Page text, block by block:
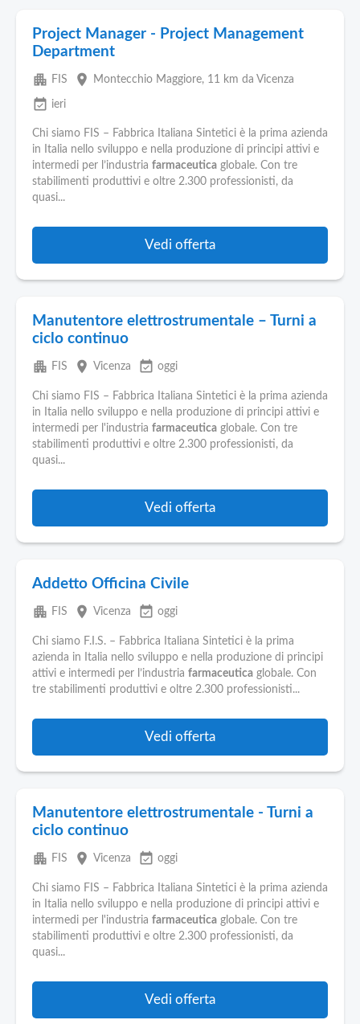
Project Manager - Project Management
Department
apartment FIS place Montecchio Maggiore, 11 km da Vicenza
event_available ieri
Chi siamo FIS – Fabbrica Italiana Sintetici è la prima azienda
in Italia nello sviluppo e nella produzione di principi attivi e
intermedi per l’industria farmaceutica globale. Con tre
stabilimenti produttivi e oltre 2.300 professionisti, da
quasi...
Vedi offerta
Manutentore elettrostrumentale – Turni a
ciclo continuo
apartment FIS place Vicenza event_available oggi
Chi siamo FIS – Fabbrica Italiana Sintetici è la prima azienda
in Italia nello sviluppo e nella produzione di principi attivi e
intermedi per l'industria farmaceutica globale. Con tre
stabilimenti produttivi e oltre 2.300 professionisti, da
quasi...
Vedi offerta
Addetto Officina Civile
apartment FIS place Vicenza event_available oggi
Chi siamo F.I.S. – Fabbrica Italiana Sintetici è la prima
azienda in Italia nello sviluppo e nella produzione di principi
attivi e intermedi per l’industria farmaceutica globale. Con
tre stabilimenti produttivi e oltre 2.300 professionisti...
Vedi offerta
Manutentore elettrostrumentale - Turni a
ciclo continuo
apartment FIS place Vicenza event_available oggi
Chi siamo FIS – Fabbrica Italiana Sintetici è la prima azienda
in Italia nello sviluppo e nella produzione di principi attivi e
intermedi per l'industria farmaceutica globale. Con tre
stabilimenti produttivi e oltre 2.300 professionisti, da
quasi...
Vedi offerta